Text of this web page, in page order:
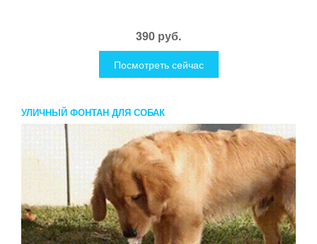
390 руб.
Посмотреть сейчас
УЛИЧНЫЙ ФОНТАН ДЛЯ СОБАК